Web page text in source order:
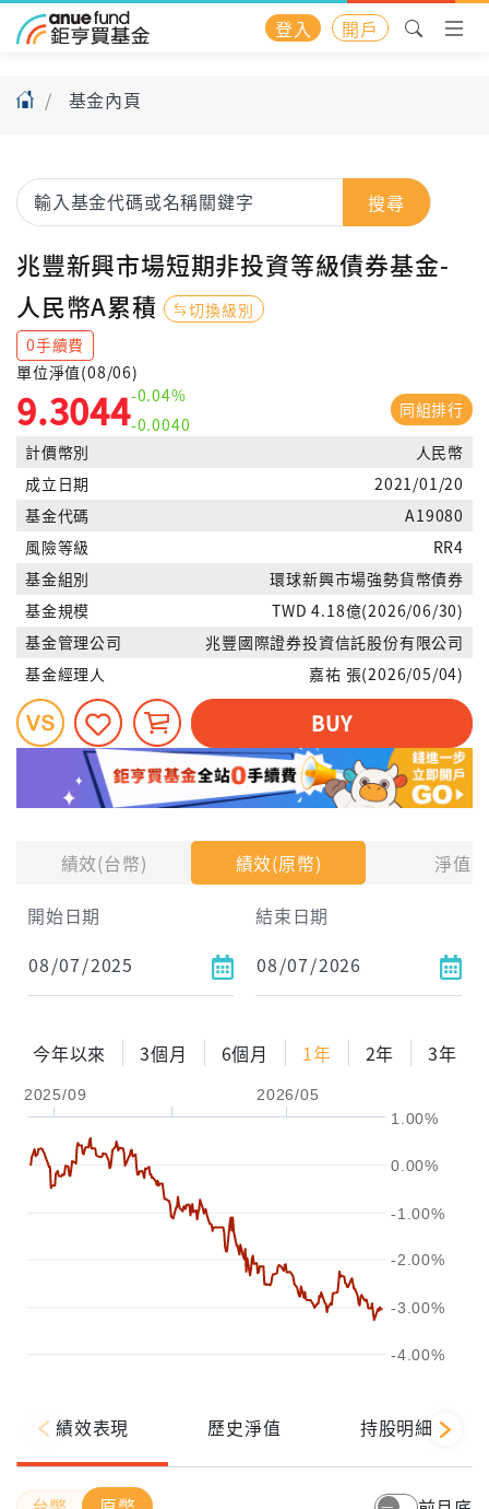
登入 開戶
基金內頁
績效(台幣) 績效(原幣)
淨值
開始日期
結束日期
今年以來 3個月 6個月 1年 2年 3年
2025/09 2026/05
-4.00%
-3.00%
-2.00%
-1.00%
0.00%
1.00%
搜尋
兆豐新興市場短期非投資等級債券基金-
人民幣A累積
切換級別
0手續費
單位淨值(08/06)
9.3044-0.04%
-0.0040
同組排行
計價幣別
人民幣
成立日期
2021/01/20
基金代碼
A19080
風險等級
RR4
基金組別
環球新興市場強勢貨幣債券
基金規模
TWD 4.18億(2026/06/30)
基金管理公司
兆豐國際證券投資信託股份有限公司
基金經理人
嘉祐 張(2026/05/04)
BUY
績效表現 歷史淨值 持股明細